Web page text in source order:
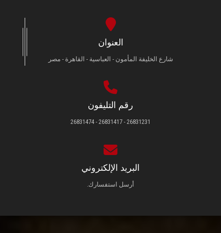
العنوان
شارع الخليفة المأمون - العباسية - القاهرة - مصر
رقم التليفون
26831231 - 26831417 - 26831474
البريد الإلكتروني
أرسل استفسارك.